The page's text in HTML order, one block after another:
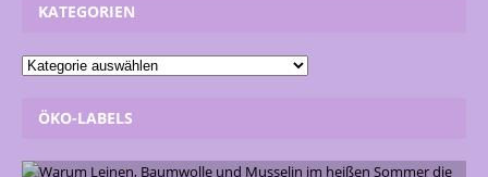
KATEGORIEN
ÖKO-LABELS